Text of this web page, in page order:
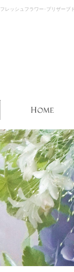
フレッシュフラワー･プリザーブ